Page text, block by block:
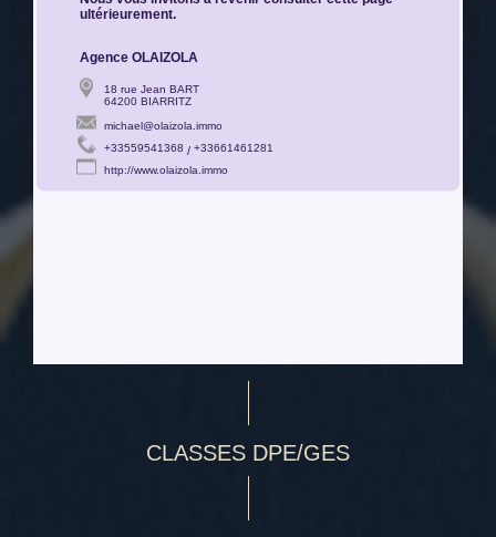
CLASSES DPE/GES